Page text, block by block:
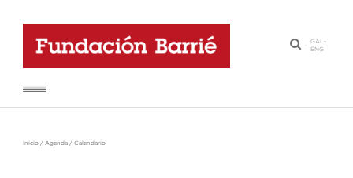
·
GAL-
ENG
Inicio / Agenda / Calendario